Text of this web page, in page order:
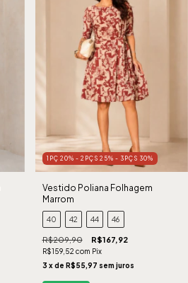
1PÇ 20% - 2PÇS 25% - 3PÇS 30%
Vestido Poliana Folhagem
Marrom
40 42 44 46
R$209,90 R$167,92
R$159,52 com Pix
3 x de R$55,97 sem juros